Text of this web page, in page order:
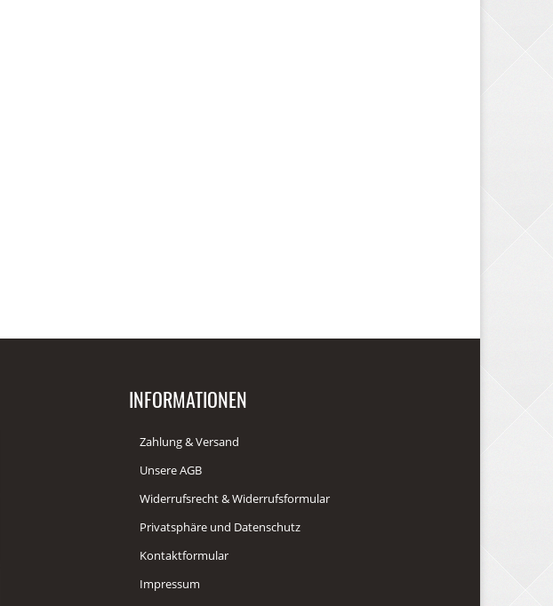
INFORMATIONEN
Zahlung & Versand
Unsere AGB
Widerrufsrecht & Widerrufsformular
Privatsphäre und Datenschutz
Kontaktformular
Impressum